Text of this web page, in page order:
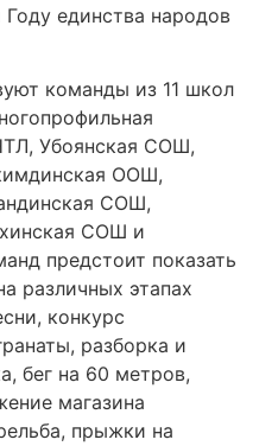
единства народов
команды из 11 школ
Убоянская СОШ,
ООШ,
СОШ,
СОШ и
предстоит показать
различных этапах
конкурс
разборка и
бег на 60 метров,
магазина
прыжки на